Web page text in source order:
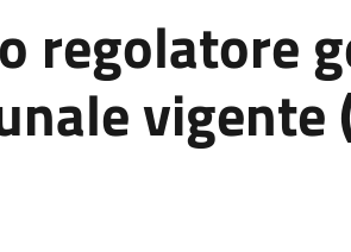
regolatore
vigente